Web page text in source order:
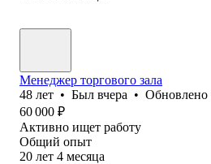
Менеджер торгового зала
48 лет • Был вчера • Обновлено
60 000 ₽
Активно ищет работу
Общий опыт
20 лет 4 месяца